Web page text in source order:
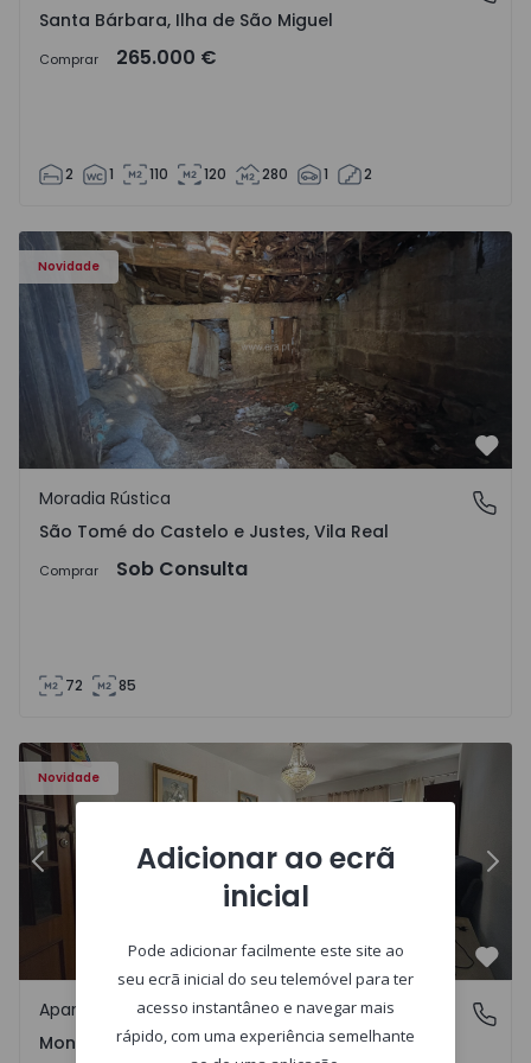
Santa Bárbara, Ilha de São Miguel
Comprar 265.000 €
2 1 110 120 280 1 2
Novidade
Moradia Vila Real, São Tomé do Castelo e Justes -
São Tomé do Castelo e Justes, Vila Real
Moradia Rústica
São Tomé do Castelo e Justes, Vila Real
Comprar Sob Consulta
72 85
Novidade
- 1
Apartamento T2 Montijo, Montijo e Afonsoeiro -
Anterior
Montijo e Afonsoeiro, Setúbal
Apartamento
Montijo e Afonsoeiro, Setúbal
Adicionar ao ecrã
inicial
Pode adicionar facilmente este site ao
seu ecrã inicial do seu telemóvel para ter
acesso instantâneo e navegar mais
rápido, com uma experiência semelhante